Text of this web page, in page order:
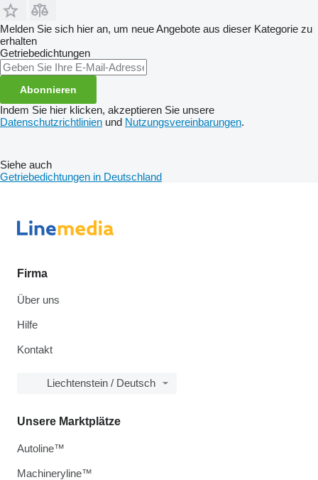
Melden Sie sich hier an, um neue Angebote aus dieser Kategorie zu
erhalten
Getriebedichtungen
Abonnieren
Indem Sie hier klicken, akzeptieren Sie unsere
Datenschutzrichtlinien und Nutzungsvereinbarungen.
Siehe auch
Getriebedichtungen in Deutschland
Firma
Über uns
Hilfe
Kontakt
Liechtenstein / Deutsch
Unsere Marktplätze
Autoline™
Machineryline™